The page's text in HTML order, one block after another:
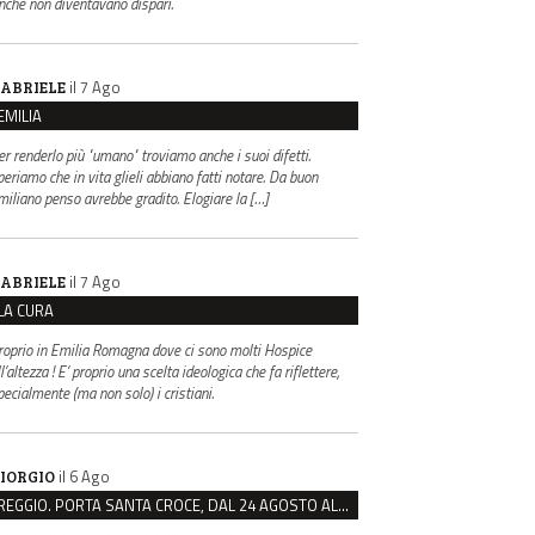
il 7 Ago
renderlo più "umano" troviamo anche i suoi difetti.
che in vita glieli abbiano fatti notare. Da buon
penso avrebbe gradito. Elogiare la […]
il 7 Ago
CURA
in Emilia Romagna dove ci sono molti Hospice
! E’ proprio una scelta ideologica che fa riflettere,
(ma non solo) i cristiani.
il 6 Ago
REGGIO. PORTA SANTA CROCE, DAL 24 AGOSTO AL VIA IL CANTIERE PER IL NUOVO COLLETTORE FOGNARIO